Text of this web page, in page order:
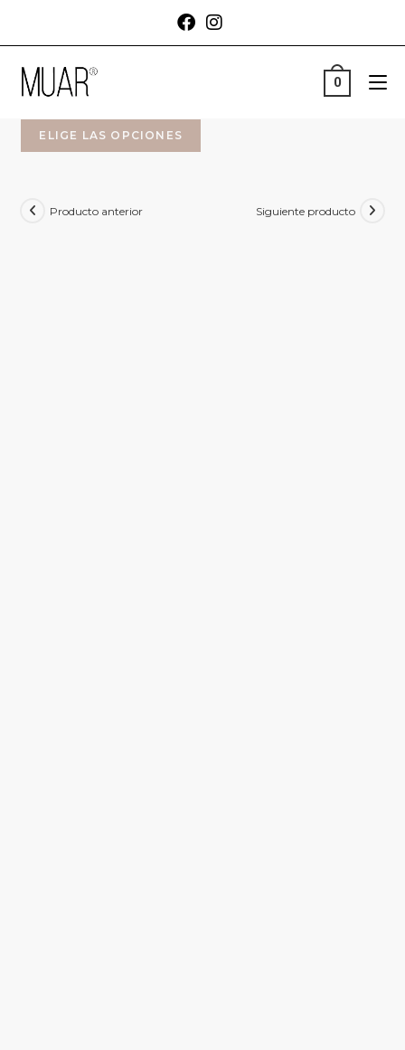
0
ELIGE LAS OPCIONES
Producto anterior Siguiente producto